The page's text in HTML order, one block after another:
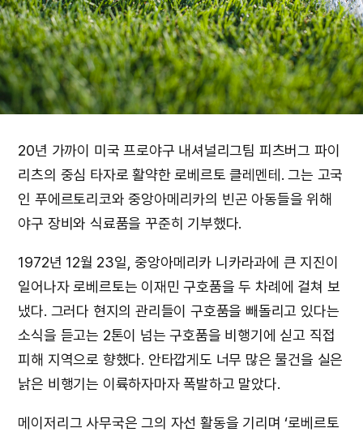
20년 가까이 미국 프로야구 내셔널리그팀 피츠버그 파이
리츠의 중심 타자로 활약한 로베르토 클레멘테. 그는 고국
인 푸에르토리코와 중앙아메리카의 빈곤 아동들을 위해
야구 장비와 식료품을 꾸준히 기부했다.
1972년 12월 23일, 중앙아메리카 니카라과에 큰 지진이
일어나자 로베르토는 이재민 구호품을 두 차례에 걸쳐 보
냈다. 그러다 현지의 관리들이 구호품을 빼돌리고 있다는
소식을 듣고는 2톤이 넘는 구호품을 비행기에 싣고 직접
피해 지역으로 향했다. 안타깝게도 너무 많은 물건을 실은
낡은 비행기는 이륙하자마자 폭발하고 말았다.
메이저리그 사무국은 그의 자선 활동을 기리며 ‘로베르토